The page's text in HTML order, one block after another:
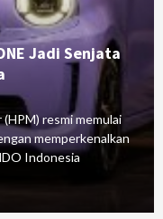
Jadi Senjata
resmi memulai
memperkenalkan
Indonesia